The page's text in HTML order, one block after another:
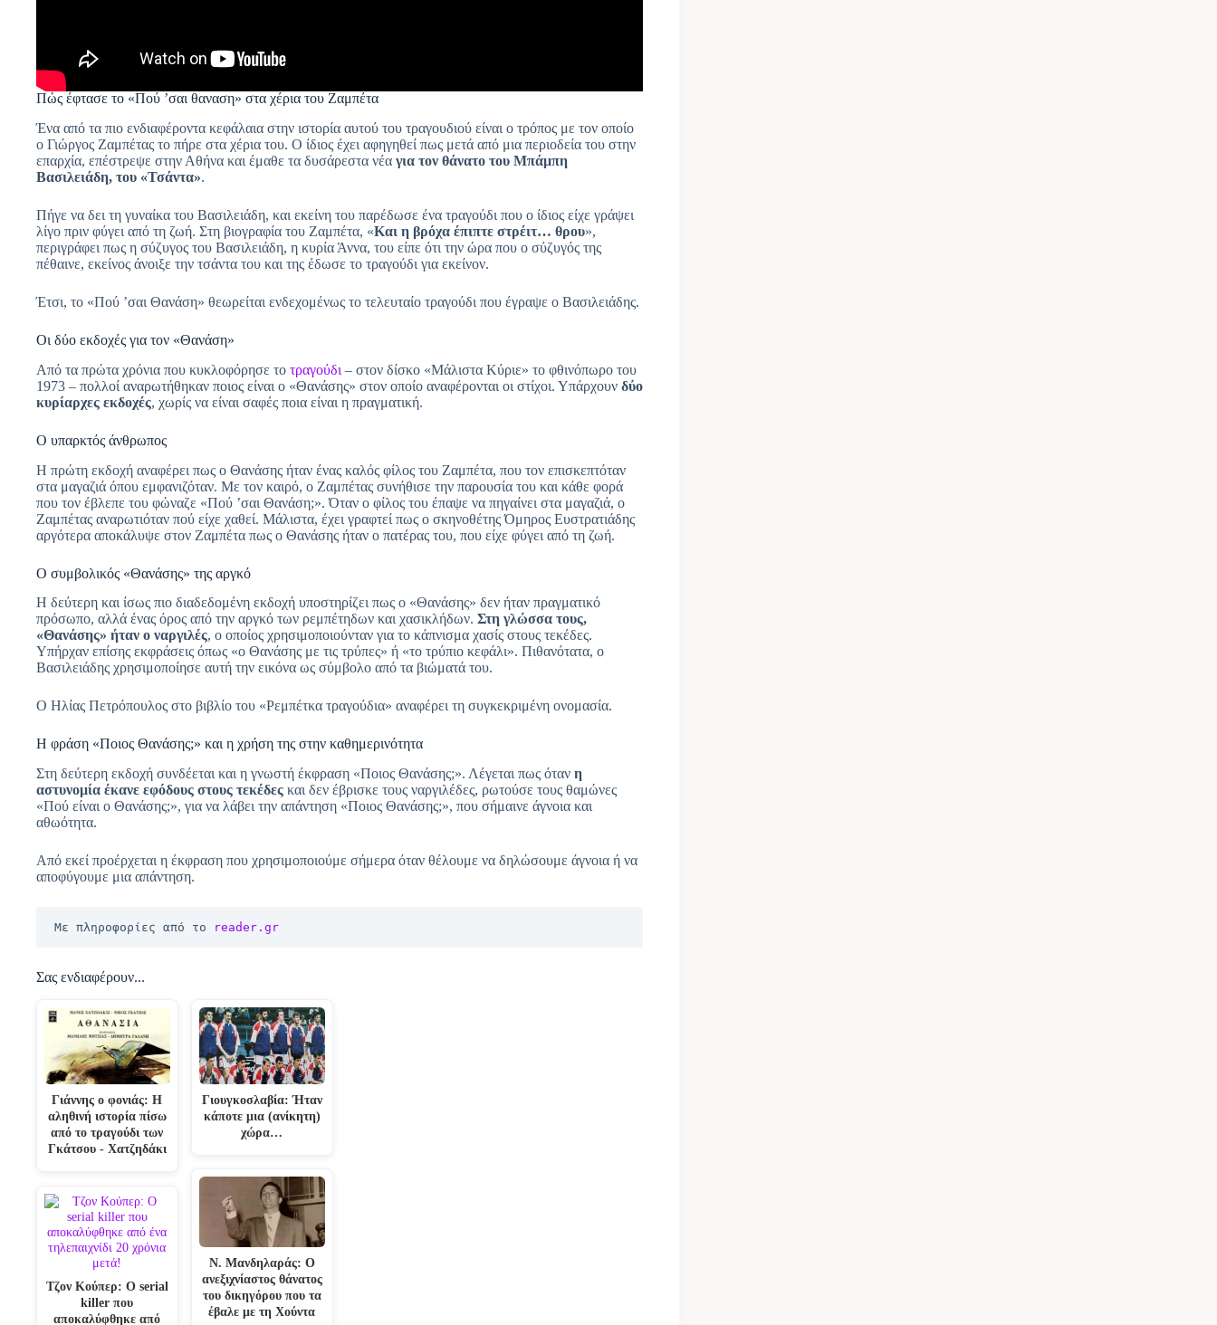
Πώς έφτασε το «Πού ’σαι θαναση» στα χέρια του Ζαμπέτα
Ένα από τα πιο ενδιαφέροντα κεφάλαια στην ιστορία αυτού του τραγουδιού είναι ο τρόπος με τον οποίο
ο Γιώργος Ζαμπέτας το πήρε στα χέρια του. Ο ίδιος έχει αφηγηθεί πως μετά από μια περιοδεία του στην
επαρχία, επέστρεψε στην Αθήνα και έμαθε τα δυσάρεστα νέα για τον θάνατο του Μπάμπη
Βασιλειάδη, του «Τσάντα».
Πήγε να δει τη γυναίκα του Βασιλειάδη, και εκείνη του παρέδωσε ένα τραγούδι που ο ίδιος είχε γράψει
λίγο πριν φύγει από τη ζωή. Στη βιογραφία του Ζαμπέτα, «Και η βρόχα έπιπτε στρέιτ… θρου»,
περιγράφει πως η σύζυγος του Βασιλειάδη, η κυρία Άννα, του είπε ότι την ώρα που ο σύζυγός της
πέθαινε, εκείνος άνοιξε την τσάντα του και της έδωσε το τραγούδι για εκείνον.
Έτσι, το «Πού ’σαι Θανάση» θεωρείται ενδεχομένως το τελευταίο τραγούδι που έγραψε ο Βασιλειάδης.
Οι δύο εκδοχές για τον «Θανάση»
Από τα πρώτα χρόνια που κυκλοφόρησε το τραγούδι – στον δίσκο «Μάλιστα Κύριε» το φθινόπωρο του
1973 – πολλοί αναρωτήθηκαν ποιος είναι ο «Θανάσης» στον οποίο αναφέρονται οι στίχοι. Υπάρχουν δύο
κυρίαρχες εκδοχές, χωρίς να είναι σαφές ποια είναι η πραγματική.
Ο υπαρκτός άνθρωπος
Η πρώτη εκδοχή αναφέρει πως ο Θανάσης ήταν ένας καλός φίλος του Ζαμπέτα, που τον επισκεπτόταν
στα μαγαζιά όπου εμφανιζόταν. Με τον καιρό, ο Ζαμπέτας συνήθισε την παρουσία του και κάθε φορά
που τον έβλεπε του φώναζε «Πού ’σαι Θανάση;». Όταν ο φίλος του έπαψε να πηγαίνει στα μαγαζιά, ο
Ζαμπέτας αναρωτιόταν πού είχε χαθεί. Μάλιστα, έχει γραφτεί πως ο σκηνοθέτης Όμηρος Ευστρατιάδης
αργότερα αποκάλυψε στον Ζαμπέτα πως ο Θανάσης ήταν ο πατέρας του, που είχε φύγει από τη ζωή.
Ο συμβολικός «Θανάσης» της αργκό
Η δεύτερη και ίσως πιο διαδεδομένη εκδοχή υποστηρίζει πως ο «Θανάσης» δεν ήταν πραγματικό
πρόσωπο, αλλά ένας όρος από την αργκό των ρεμπέτηδων και χασικλήδων. Στη γλώσσα τους,
«Θανάσης» ήταν ο ναργιλές, ο οποίος χρησιμοποιούνταν για το κάπνισμα χασίς στους τεκέδες.
Υπήρχαν επίσης εκφράσεις όπως «ο Θανάσης με τις τρύπες» ή «το τρύπιο κεφάλι». Πιθανότατα, ο
Βασιλειάδης χρησιμοποίησε αυτή την εικόνα ως σύμβολο από τα βιώματά του.
Ο Ηλίας Πετρόπουλος στο βιβλίο του «Ρεμπέτκα τραγούδια» αναφέρει τη συγκεκριμένη ονομασία.
Η φράση «Ποιος Θανάσης;» και η χρήση της στην καθημερινότητα
Στη δεύτερη εκδοχή συνδέεται και η γνωστή έκφραση «Ποιος Θανάσης;». Λέγεται πως όταν η
αστυνομία έκανε εφόδους στους τεκέδες και δεν έβρισκε τους ναργιλέδες, ρωτούσε τους θαμώνες
«Πού είναι ο Θανάσης;», για να λάβει την απάντηση «Ποιος Θανάσης;», που σήμαινε άγνοια και
αθωότητα.
Από εκεί προέρχεται η έκφραση που χρησιμοποιούμε σήμερα όταν θέλουμε να δηλώσουμε άγνοια ή να
αποφύγουμε μια απάντηση.
Με πληροφορίες από το reader.gr
Σας ενδιαφέρουν...
Γιάννης ο φονιάς: Η
αληθινή ιστορία πίσω
από το τραγούδι των
Γκάτσου - Χατζηδάκι
Τζον Κούπερ: Ο serial
killer που
αποκαλύφθηκε από
Γιουγκοσλαβία: Ήταν
κάποτε μια (ανίκητη)
χώρα…
Ν. Μανδηλαράς: Ο
ανεξιχνίαστος θάνατος
του δικηγόρου που τα
έβαλε με τη Χούντα